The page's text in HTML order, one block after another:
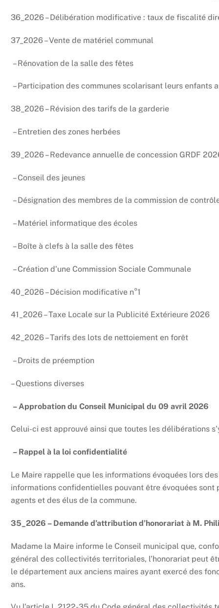
36_2026 – Délibération modificative : taux de fiscalité
37_2026 – Vente de matériel communal
– Rénovation de la salle des fêtes
– Participation des communes scolarisant leurs enfants
38_2026 – Révision des tarifs de la garderie
– Entretien des zones herbées
39_2026 – Redevance annuelle de concession GRDF
– Conseil des jeunes
– Désignation des membres de la commission de
– Matériel informatique des écoles
– Boîte à clefs à la salle des fêtes
– Création d’une Commission Sociale Communale
40_2026 – Décision modificative n°1
41_2026 – Taxe Locale sur la Publicité Extérieure 2026
42_2026 – Tarifs des lots de nettoiement en forêt
– Droits de préemption
– Questions diverses
– Approbation du Conseil Municipal du 09 avril 2026
Celui-ci est approuvé ainsi que toutes les délibérations
– Rappel à la loi confidentialité
Le Maire rappelle que les informations évoquées lors
informations confidentielles pouvant être évoquées
agents et des élus de la commune.
35_2026 – Demande d’attribution d’honorariat à M.
Madame la Maire informe le Conseil municipal que,
général des collectivités territoriales, l’honorariat peut
le département aux anciens maires ayant exercé des
ans.